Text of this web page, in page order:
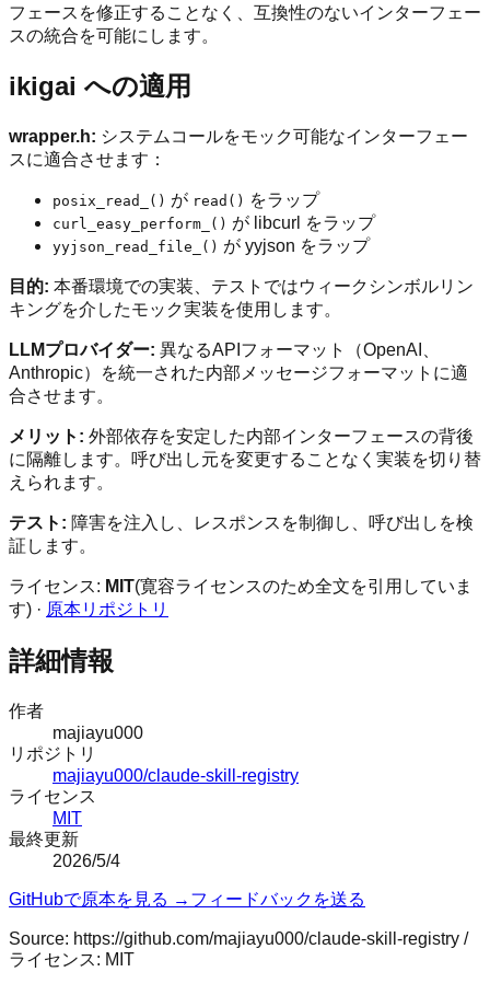
フェースを修正することなく、互換性のないインターフェー
スの統合を可能にします。
ikigai への適用
wrapper.h: システムコールをモック可能なインターフェー
スに適合させます：
posix_read_() が read() をラップ
curl_easy_perform_() が libcurl をラップ
yyjson_read_file_() が yyjson をラップ
目的: 本番環境での実装、テストではウィークシンボルリン
キングを介したモック実装を使用します。
LLMプロバイダー: 異なるAPIフォーマット（OpenAI、
Anthropic）を統一された内部メッセージフォーマットに適
合させます。
メリット: 外部依存を安定した内部インターフェースの背後
に隔離します。呼び出し元を変更することなく実装を切り替
えられます。
テスト: 障害を注入し、レスポンスを制御し、呼び出しを検
証します。
ライセンス: MIT(寛容ライセンスのため全文を引用していま
す) · 原本リポジトリ
詳細情報
作者
majiayu000
リポジトリ
majiayu000/claude-skill-registry
ライセンス
MIT
最終更新
2026/5/4
GitHubで原本を見る → フィードバックを送る
Source: https://github.com/majiayu000/claude-skill-registry /
ライセンス: MIT